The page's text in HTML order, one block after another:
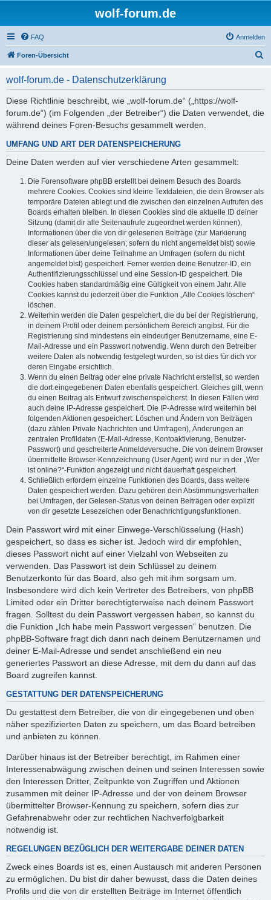
wolf-forum.de
FAQ Anmelden
Foren-Übersicht
wolf-forum.de - Datenschutzerklärung
Diese Richtlinie beschreibt, wie „wolf-forum.de“ („https://wolf-
forum.de“) (im Folgenden „der Betreiber“) die Daten verwendet, die
während deines Foren-Besuchs gesammelt werden.
UMFANG UND ART DER DATENSPEICHERUNG
Deine Daten werden auf vier verschiedene Arten gesammelt:
Die Forensoftware phpBB erstellt bei deinem Besuch des Boards
mehrere Cookies. Cookies sind kleine Textdateien, die dein Browser als
temporäre Dateien ablegt und die zwischen den einzelnen Aufrufen des
Boards erhalten bleiben. In diesen Cookies sind die aktuelle ID deiner
Sitzung (damit dir alle Seitenaufrufe zugeordnet werden können),
Informationen über die von dir gelesenen Beiträge (zur Markierung
dieser als gelesen/ungelesen; sofern du nicht angemeldet bist) sowie
Informationen über deine Teilnahme an Umfragen (sofern du nicht
angemeldet bist) gespeichert. Ferner werden deine Benutzer-ID, ein
Authentifizierungsschlüssel und eine Session-ID gespeichert. Die
Cookies haben standardmäßig eine Gültigkeit von einem Jahr. Alle
Cookies kannst du jederzeit über die Funktion „Alle Cookies löschen“
löschen.
Weiterhin werden die Daten gespeichert, die du bei der Registrierung,
in deinem Profil oder deinem persönlichem Bereich angibst. Für die
Registrierung sind mindestens ein eindeutiger Benutzername, eine E-
Mail-Adresse und ein Passwort notwendig. Wenn durch den Betreiber
weitere Daten als notwendig festgelegt wurden, so ist dies für dich vor
deren Eingabe ersichtlich.
Wenn du einen Beitrag oder eine private Nachricht erstellst, so werden
die dort eingegebenen Daten ebenfalls gespeichert. Gleiches gilt, wenn
du einen Beitrag als Entwurf zwischenspeicherst. In diesen Fällen wird
auch deine IP-Adresse gespeichert. Die IP-Adresse wird weiterhin bei
folgenden Aktionen gespeichert: Löschen und Ändern von Beiträgen
(dazu zählen Private Nachrichten und Umfragen), Änderungen an
zentralen Profildaten (E-Mail-Adresse, Kontoaktivierung, Benutzer-
Passwort) und gescheiterte Anmeldeversuche. Die von deinem Browser
übermittelte Browser-Kennzeichnung (User Agent) wird nur in der „Wer
ist online?“-Funktion angezeigt und nicht dauerhaft gespeichert.
Schließlich erfordern einzelne Funktionen des Boards, dass weitere
Daten gespeichert werden. Dazu gehören dein Abstimmungsverhalten
bei Umfragen, der Gelesen-Status von deinen Beiträgen oder explizit
von dir gesetzte Lesezeichen oder Benachrichtigungsfunktionen.
Dein Passwort wird mit einer Einwege-Verschlüsselung (Hash)
gespeichert, so dass es sicher ist. Jedoch wird dir empfohlen,
dieses Passwort nicht auf einer Vielzahl von Webseiten zu
verwenden. Das Passwort ist dein Schlüssel zu deinem
Benutzerkonto für das Board, also geh mit ihm sorgsam um.
Insbesondere wird dich kein Vertreter des Betreibers, von phpBB
Limited oder ein Dritter berechtigterweise nach deinem Passwort
fragen. Solltest du dein Passwort vergessen haben, so kannst du
die Funktion „Ich habe mein Passwort vergessen“ benutzen. Die
phpBB-Software fragt dich dann nach deinem Benutzernamen und
deiner E-Mail-Adresse und sendet anschließend ein neu
generiertes Passwort an diese Adresse, mit dem du dann auf das
Board zugreifen kannst.
GESTATTUNG DER DATENSPEICHERUNG
Du gestattest dem Betreiber, die von dir eingegebenen und oben
näher spezifizierten Daten zu speichern, um das Board betreiben
und anbieten zu können.
Darüber hinaus ist der Betreiber berechtigt, im Rahmen einer
Interessenabwägung zwischen deinen und seinen Interessen sowie
den Interessen Dritter, Zeitpunkte von Zugriffen und Aktionen
zusammen mit deiner IP-Adresse und der von deinem Browser
übermittelter Browser-Kennung zu speichern, sofern dies zur
Gefahrenabwehr oder zur rechtlichen Nachverfolgbarkeit
notwendig ist.
REGELUNGEN BEZÜGLICH DER WEITERGABE DEINER DATEN
Zweck eines Boards ist es, einen Austausch mit anderen Personen
zu ermöglichen. Du bist dir daher bewusst, dass die Daten deines
Profils und die von dir erstellten Beiträge im Internet öffentlich